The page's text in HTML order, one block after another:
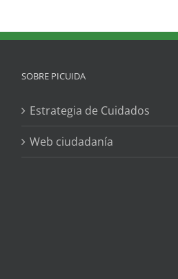
SOBRE PICUIDA
Estrategia de Cuidados
Web ciudadanía